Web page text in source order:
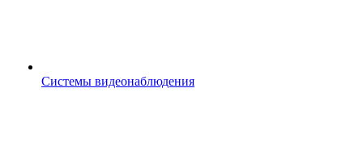
Системы видеонаблюдения